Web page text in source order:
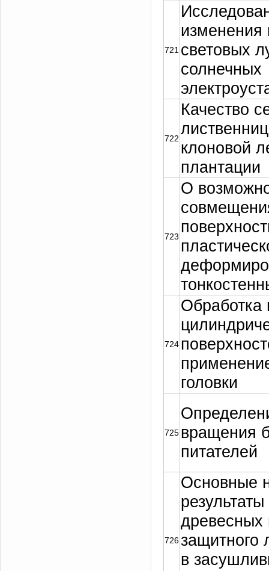
721
изменения
световых
солнечных
722
Качество
клоновой
плантации
723
О
724
Обработка
головки
725 вращения
питателей
726
Основные
древесных
защитного
в